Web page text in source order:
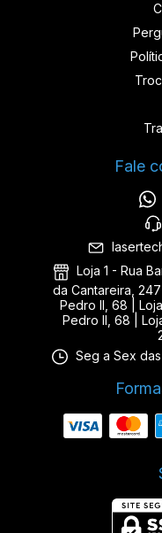
Fale
Loja 1 - Rua
da Cantareira,
Pedro II, 68 |
Pedro II, 68 |
Seg a Sex